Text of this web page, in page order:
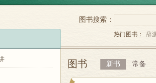
图书搜索：
热门图书： 辞
图书 新书 常备